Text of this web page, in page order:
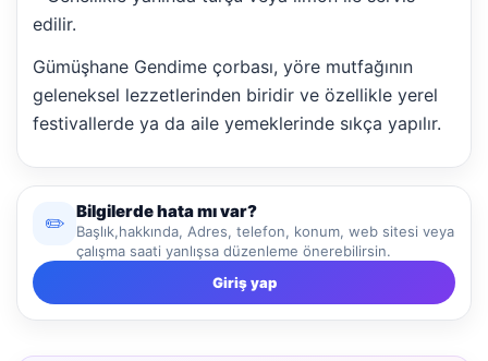
edilir.
Gümüşhane Gendime çorbası, yöre mutfağının
geleneksel lezzetlerinden biridir ve özellikle yerel
festivallerde ya da aile yemeklerinde sıkça yapılır.
✏️
Bilgilerde hata mı var?
Başlık,hakkında, Adres, telefon, konum, web sitesi veya
çalışma saati yanlışsa düzenleme önerebilirsin.
Giriş yap